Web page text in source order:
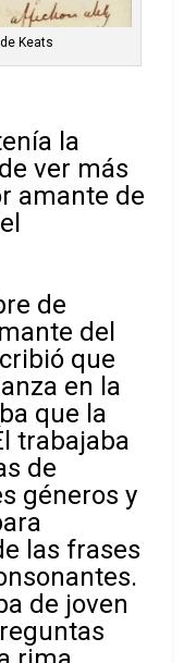
Keats
la
ver más
amante de
de
del
que
en la
que la
trabajaba
de
géneros y
las frases
de joven